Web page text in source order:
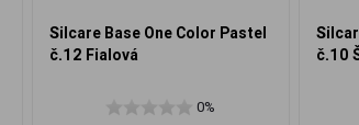
Silcare Base One Color Pastel
č.12 Fialová
0%
č.10